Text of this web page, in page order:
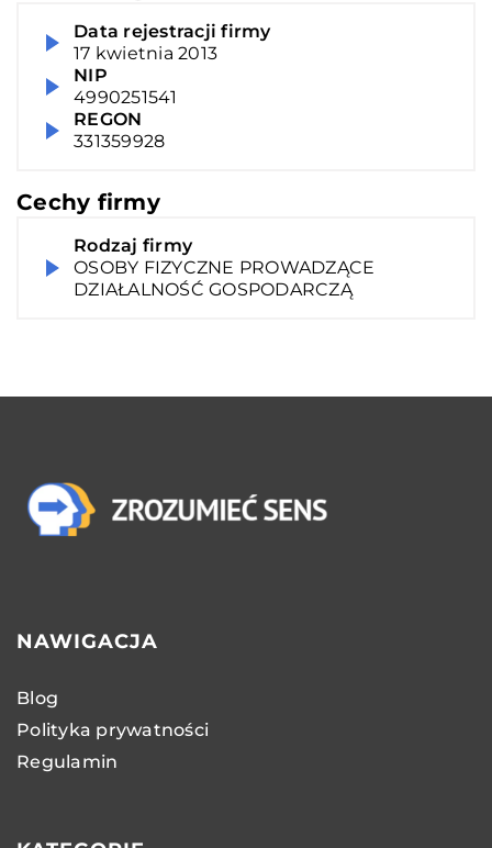
Data rejestracji firmy
17 kwietnia 2013
NIP
4990251541
REGON
331359928
Cechy firmy
Rodzaj firmy
OSOBY FIZYCZNE PROWADZĄCE
DZIAŁALNOŚĆ GOSPODARCZĄ
NAWIGACJA
Blog
Polityka prywatności
Regulamin